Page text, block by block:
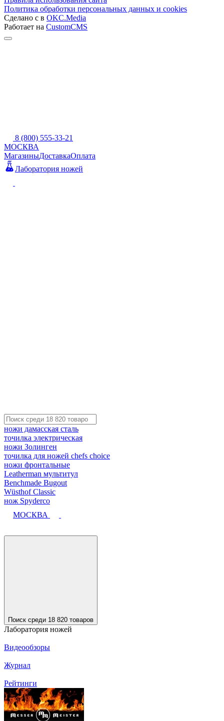
Политика обработки персональных данных и cookies
Сделано с в OKC.Media
Работает на CustomCMS
8 (800) 555-33-21
МОСКВА
МагазиныДоставкаОплата
Лаборатория ножей
ножи дамасская сталь
точилка электрическая
ножи Золинген
точилка для ножей chefs choice
ножи фронтальные
Leatherman мультитул
Benchmade Bugout
Wüsthof Classic
нож Spyderco
МОСКВА
Поиск среди 18 820 товаров
Лаборатория ножей
Видеообзоры
Журнал
Рейтинги